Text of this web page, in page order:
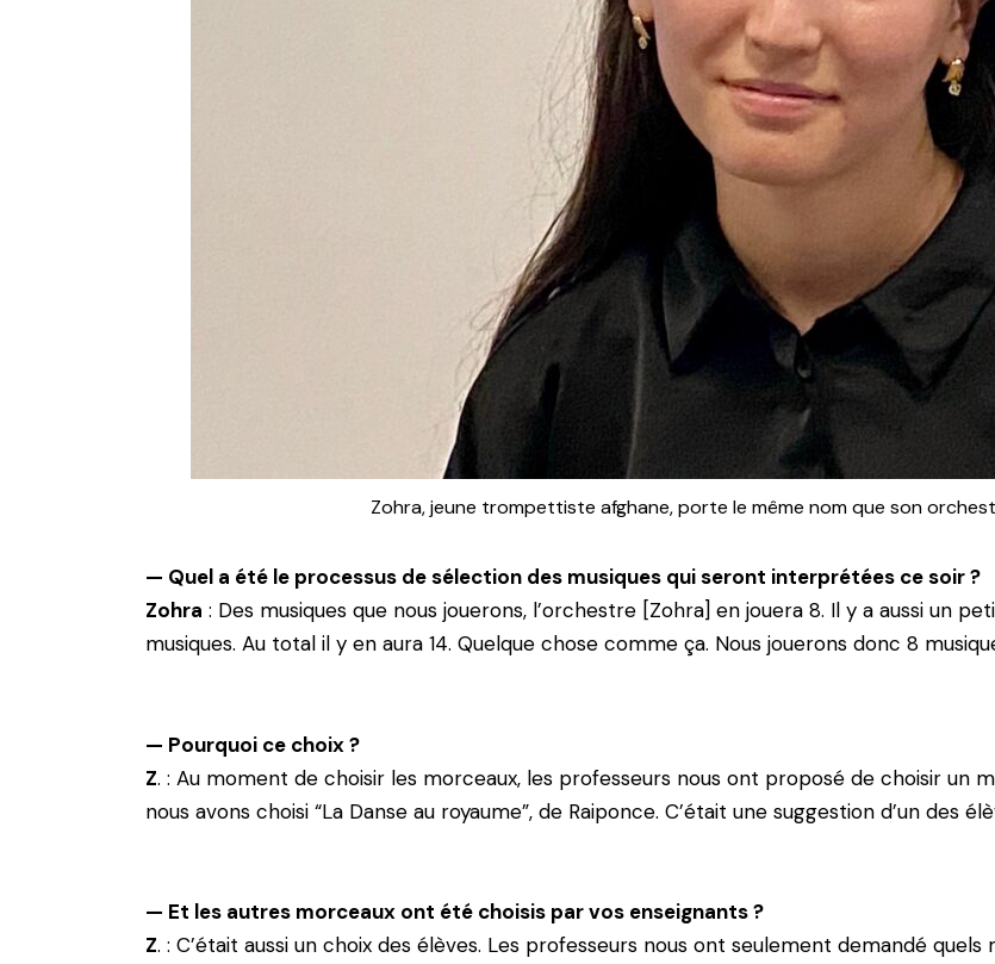
Zohra, jeune trompettiste afghane, porte le même nom que son
— Quel a été le processus de sélection des musiques qui seront interprétées ce soir ?
Zohra : Des musiques que nous jouerons, l’orchestre [Zohra] en jouera 8. Il y a aussi un
musiques. Au total il y en aura 14. Quelque chose comme ça. Nous jouerons donc 8
— Pourquoi ce choix ?
Z. : Au moment de choisir les morceaux, les professeurs nous ont proposé de choisir un
nous avons choisi “La Danse au royaume”, de Raiponce. C’était une suggestion d’un des
— Et les autres morceaux ont été choisis par vos enseignants ?
Z. : C’était aussi un choix des élèves. Les professeurs nous ont seulement demandé